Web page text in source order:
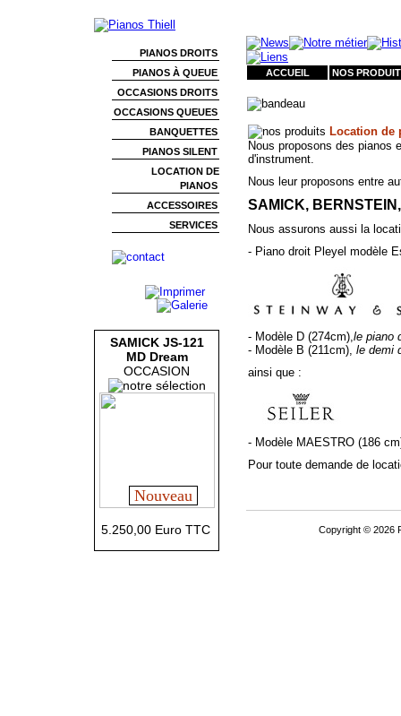
PIANOS DROITS
PIANOS À QUEUE
OCCASIONS DROITS
OCCASIONS QUEUES
BANQUETTES
PIANOS SILENT
LOCATION DE
PIANOS
ACCESSOIRES
SERVICES
SAMICK JS-121
MD Dream
OCCASION
Nouveau
5.250,00 Euro TTC
ACCUEIL NOS
Location de
Nous proposons des pianos
d'instrument.
Nous leur proposons entre
SAMICK,
Nous assurons aussi la
- Piano droit Pleyel modèle
- Modèle D (274cm),le piano
- Modèle B (211cm), le demi
ainsi que :
- Modèle MAESTRO (186
Pour toute demande de
Copyright © 2026